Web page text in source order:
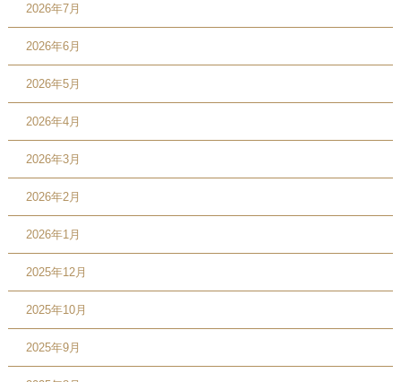
2026年7月
2026年6月
2026年5月
2026年4月
2026年3月
2026年2月
2026年1月
2025年12月
2025年10月
2025年9月